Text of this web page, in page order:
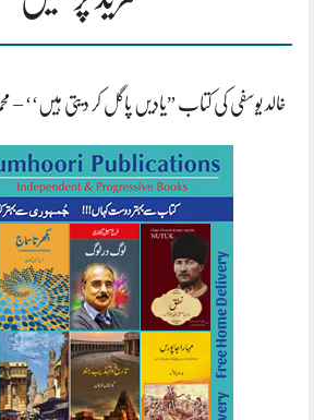
خالد یوسفی کی کتاب ”یادیں پاگل کر دیتی ہیں‘‘ – محمد